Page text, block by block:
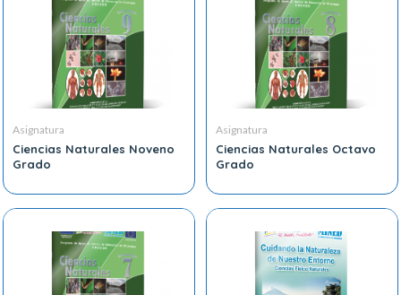
Asignatura
Ciencias Naturales Noveno
Grado
Asignatura
Ciencias Naturales Octavo
Grado